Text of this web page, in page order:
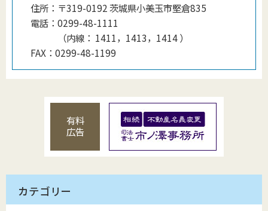
住所： 〒319-0192 茨城県小美玉市堅倉835
電話： 0299-48-1111
（内線 ： 1411，1413，1414）
FAX： 0299-48-1199
有料
広告
カテゴリー